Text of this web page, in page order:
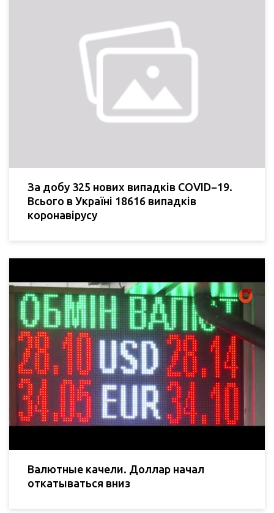
За добу 325 нових випадків COVID−19.
Всього в Україні 18616 випадків
коронавірусу
Валютные качели. Доллар начал
откатываться вниз